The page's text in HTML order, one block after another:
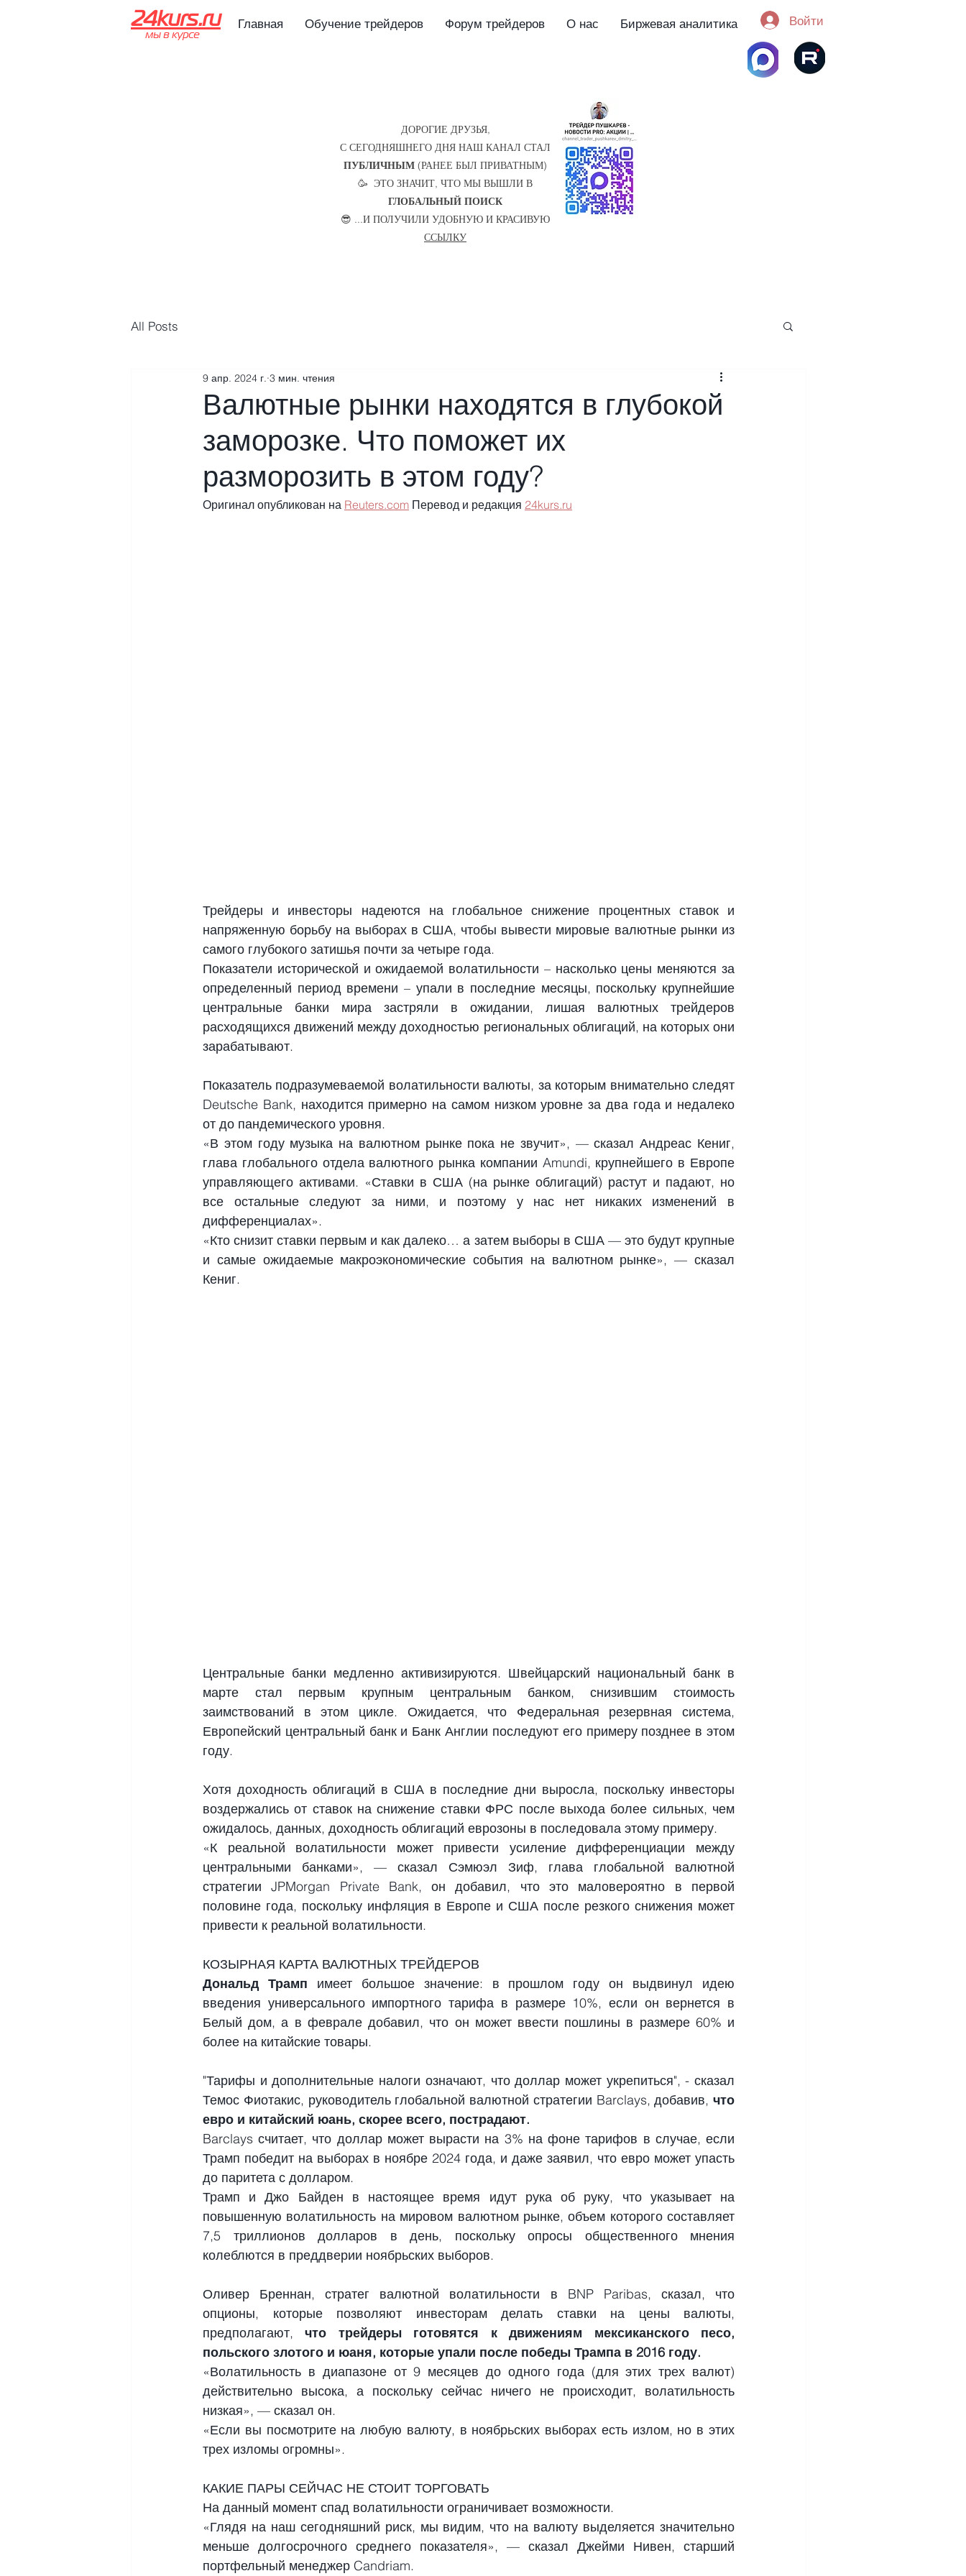
24kurs.ru
мы в курсе
Главная Обучение трейдеров Форум трейдеров О нас Биржевая аналитика Войти
ДОРОГИЕ ДРУЗЬЯ,
С СЕГОДНЯШНЕГО ДНЯ НАШ КАНАЛ СТАЛ
ПУБЛИЧНЫМ (РАНЕЕ БЫЛ ПРИВАТНЫМ)
🥳 ЭТО ЗНАЧИТ, ЧТО МЫ ВЫШЛИ В
ГЛОБАЛЬНЫЙ ПОИСК
😎 ...И ПОЛУЧИЛИ УДОБНУЮ И КРАСИВУЮ
ССЫЛКУ
All Posts
Валютные рынки находятся в глубокой
заморозке. Что поможет их
разморозить в этом году?
9 апр. 2024 г. 3 мин. чтения
Оригинал опубликован на Reuters.com Перевод и редакция 24kurs.ru
Трейдеры и инвесторы надеются на глобальное снижение процентных ставок и
напряженную борьбу на выборах в США, чтобы вывести мировые валютные рынки из
самого глубокого затишья почти за четыре года.
Показатели исторической и ожидаемой волатильности – насколько цены меняются за
определенный период времени – упали в последние месяцы, поскольку крупнейшие
центральные банки мира застряли в ожидании, лишая валютных трейдеров
расходящихся движений между доходностью региональных облигаций, на которых они
зарабатывают.
Показатель подразумеваемой волатильности валюты, за которым внимательно следят
Deutsche Bank, находится примерно на самом низком уровне за два года и недалеко
от до пандемического уровня.
«В этом году музыка на валютном рынке пока не звучит», — сказал Андреас Кениг,
глава глобального отдела валютного рынка компании Amundi, крупнейшего в Европе
управляющего активами. «Ставки в США (на рынке облигаций) растут и падают, но
все остальные следуют за ними, и поэтому у нас нет никаких изменений в
дифференциалах».
«Кто снизит ставки первым и как далеко… а затем выборы в США — это будут крупные
и самые ожидаемые макроэкономические события на валютном рынке», — сказал
Кениг.
Центральные банки медленно активизируются. Швейцарский национальный банк в
марте стал первым крупным центральным банком, снизившим стоимость
заимствований в этом цикле. Ожидается, что Федеральная резервная система,
Европейский центральный банк и Банк Англии последуют его примеру позднее в этом
году.
Хотя доходность облигаций в США в последние дни выросла, поскольку инвесторы
воздержались от ставок на снижение ставки ФРС после выхода более сильных, чем
ожидалось, данных, доходность облигаций еврозоны в последовала этому примеру.
«К реальной волатильности может привести усиление дифференциации между
центральными банками», — сказал Сэмюэл Зиф, глава глобальной валютной
стратегии JPMorgan Private Bank, он добавил, что это маловероятно в первой
половине года, поскольку инфляция в Европе и США после резкого снижения может
привести к реальной волатильности.
КОЗЫРНАЯ КАРТА ВАЛЮТНЫХ ТРЕЙДЕРОВ
Дональд Трамп имеет большое значение: в прошлом году он выдвинул идею
введения универсального импортного тарифа в размере 10%, если он вернется в
Белый дом, а в феврале добавил, что он может ввести пошлины в размере 60% и
более на китайские товары.
"Тарифы и дополнительные налоги означают, что доллар может укрепиться", - сказал
Темос Фиотакис, руководитель глобальной валютной стратегии Barclays, добавив, что
евро и китайский юань, скорее всего, пострадают.
Barclays считает, что доллар может вырасти на 3% на фоне тарифов в случае, если
Трамп победит на выборах в ноябре 2024 года, и даже заявил, что евро может упасть
до паритета с долларом.
Трамп и Джо Байден в настоящее время идут рука об руку, что указывает на
повышенную волатильность на мировом валютном рынке, объем которого составляет
7,5 триллионов долларов в день, поскольку опросы общественного мнения
колеблются в преддверии ноябрьских выборов.
Оливер Бреннан, стратег валютной волатильности в BNP Paribas, сказал, что
опционы, которые позволяют инвесторам делать ставки на цены валюты,
предполагают, что трейдеры готовятся к движениям мексиканского песо,
польского злотого и юаня, которые упали после победы Трампа в 2016 году.
«Волатильность в диапазоне от 9 месяцев до одного года (для этих трех валют)
действительно высока, а поскольку сейчас ничего не происходит, волатильность
низкая», — сказал он.
«Если вы посмотрите на любую валюту, в ноябрьских выборах есть излом, но в этих
трех изломы огромны».
КАКИЕ ПАРЫ СЕЙЧАС НЕ СТОИТ ТОРГОВАТЬ
На данный момент спад волатильности ограничивает возможности.
«Глядя на наш сегодняшний риск, мы видим, что на валюту выделяется значительно
меньше долгосрочного среднего показателя», — сказал Джейми Нивен, старший
портфельный менеджер Candriam.